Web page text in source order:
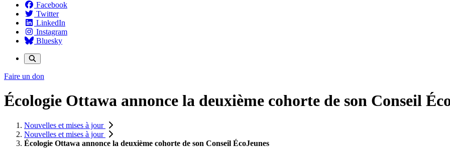
Facebook
Twitter
LinkedIn
Instagram
Bluesky
Faire un don
Écologie Ottawa annonce la deuxième cohorte de son Conseil
Nouvelles et mises à jour
Nouvelles et mises à jour
Écologie Ottawa annonce la deuxième cohorte de son Conseil ÉcoJeunes